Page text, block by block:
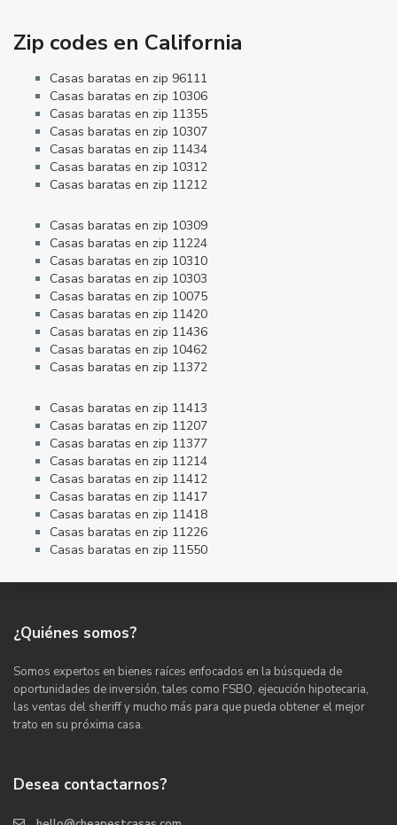
Zip codes en California
Casas baratas en zip 96111
Casas baratas en zip 10306
Casas baratas en zip 11355
Casas baratas en zip 10307
Casas baratas en zip 11434
Casas baratas en zip 10312
Casas baratas en zip 11212
Casas baratas en zip 10309
Casas baratas en zip 11224
Casas baratas en zip 10310
Casas baratas en zip 10303
Casas baratas en zip 10075
Casas baratas en zip 11420
Casas baratas en zip 11436
Casas baratas en zip 10462
Casas baratas en zip 11372
Casas baratas en zip 11413
Casas baratas en zip 11207
Casas baratas en zip 11377
Casas baratas en zip 11214
Casas baratas en zip 11412
Casas baratas en zip 11417
Casas baratas en zip 11418
Casas baratas en zip 11226
Casas baratas en zip 11550
¿Quiénes somos?
Somos expertos en bienes raíces enfocados en la búsqueda de
oportunidades de inversión, tales como FSBO, ejecución hipotecaria,
las ventas del sheriff y mucho más para que pueda obtener el mejor
trato en su próxima casa.
Desea contactarnos?